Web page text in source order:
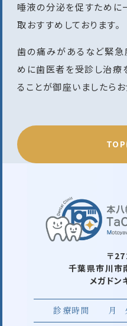
唾液の分泌を促すために
取おすすめしております。
歯の痛みがあるなど緊急
めに歯医者を受診し治療
ることが御座いましたら
〒
千葉県市川市
メガド
診療時間 月